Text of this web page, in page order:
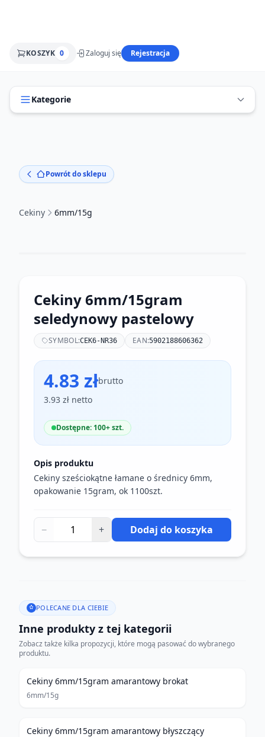
KOSZYK 0 Zaloguj się Rejestracja
Kategorie
Powrót do sklepu
Cekiny 6mm/15g
Cekiny 6mm/15gram
seledynowy pastelowy
SYMBOL:CEK6-NR36 EAN:5902188606362
4.83 złbrutto
3.93 zł netto
Dostępne: 100+ szt.
Opis produktu
Cekiny sześciokątne łamane o średnicy 6mm,
opakowanie 15gram, ok 1100szt.
− + Dodaj do koszyka
POLECANE DLA CIEBIE
Inne produkty z tej kategorii
Zobacz także kilka propozycji, które mogą pasować do wybranego
produktu.
Cekiny 6mm/15gram amarantowy brokat
6mm/15g
Cekiny 6mm/15gram amarantowy błyszczący